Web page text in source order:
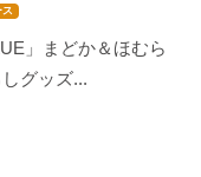
ス
」まどか＆ほむら
グッズ...